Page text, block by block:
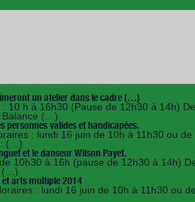
un atelier dans le cadre (…)
h à 16h30 (Pause de 12h30 à 14h)
Balance (…)
personnes valides et handicapées.
: lundi 16 juin de 10h à 11h30 ou
: (…)
et le danseur Wilson Payet.
10h30 à 16h (pause de 12h30 à 14h)
(…)
et arts multiple 2014
: lundi 16 juin de 10h à 11h30 ou